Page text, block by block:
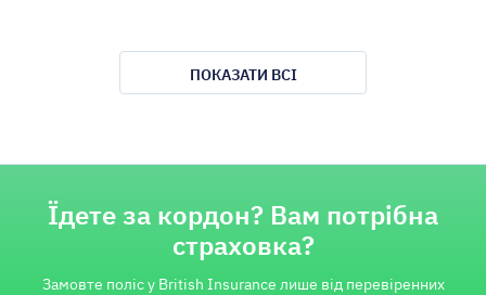
ПОКАЗАТИ ВСІ
Їдете за кордон? Вам потрібна
страховка?
Замовте поліс у British Insurance лише від перевіренних